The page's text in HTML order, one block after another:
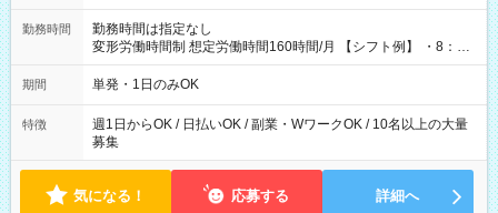
勤務時間
勤務時間は指定なし
変形労働時間制 想定労働時間160時間/月 【シフト例】 ・8：00
～21：00
期間 単発・1日のみOK
特徴
週1日からOK / 日払いOK / 副業・WワークOK / 10名以上の大量
募集
気になる！ 応募する 詳細へ